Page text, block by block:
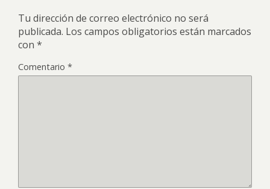
Tu dirección de correo electrónico no será
publicada. Los campos obligatorios están marcados
con *
Comentario *